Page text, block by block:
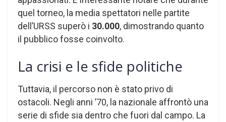
quel torneo, la media spettatori nelle partite
dell’URSS superò i 30.000, dimostrando quanto
il pubblico fosse coinvolto.
La crisi e le sfide politiche
Tuttavia, il percorso non è stato privo di
ostacoli. Negli anni ’70, la nazionale affrontò una
serie di sfide sia dentro che fuori dal campo. La